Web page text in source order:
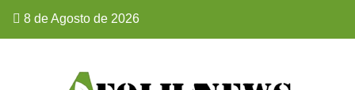
8 de Agosto de 2026